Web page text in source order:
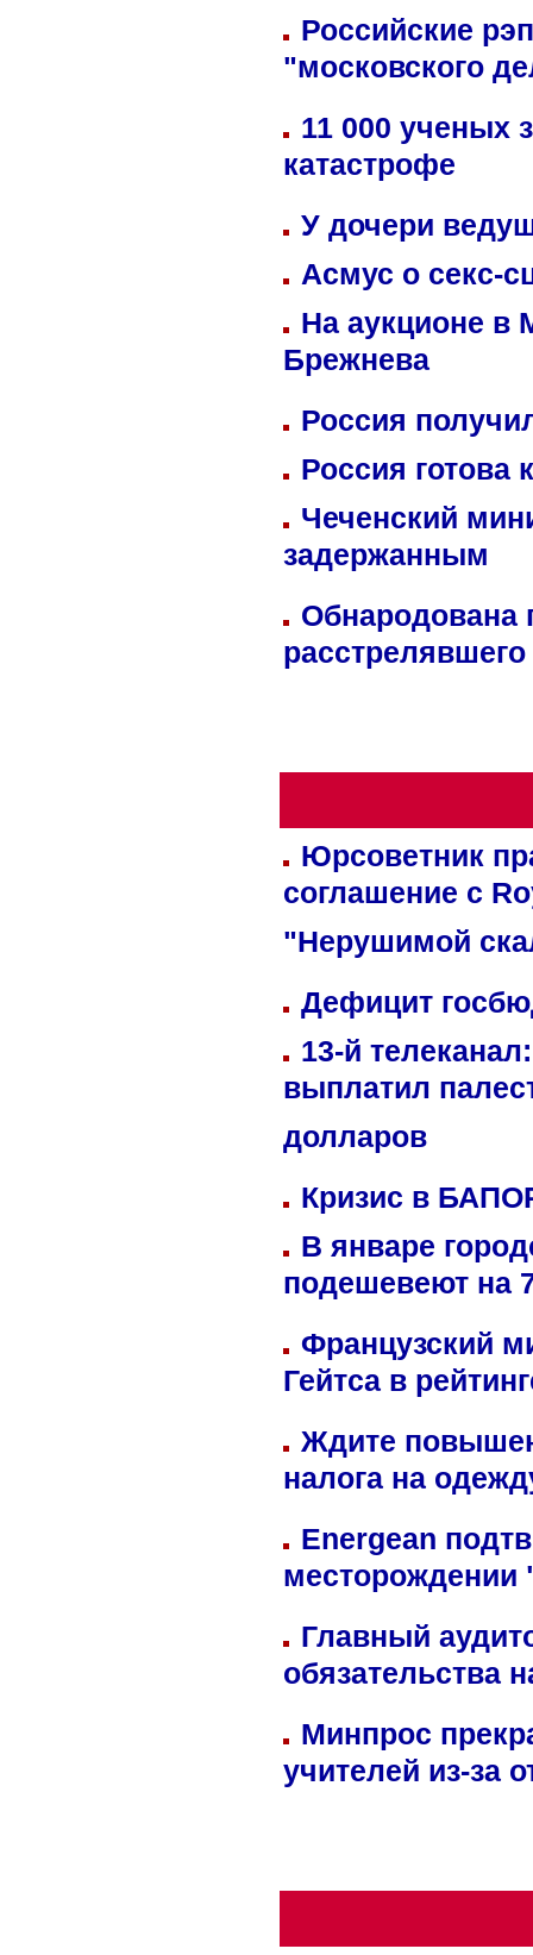
Российские
"московского
11 000 ученых
катастрофе
У дочери
Асмус о секс-
На аукционе в
Брежнева
Россия
Россия готова
Чеченский
задержанным
Обнародована
Юрсоветник
соглашение с
"Нерушимой
Дефицит
13-й
выплатил
долларов
Кризис в
В январе
подешевеют на
Французский
Гейтса в
Ждите
налога на
Energean
Главный
обязательства
Минпрос
учителей из-за